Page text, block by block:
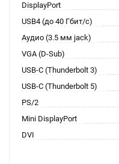
DisplayPort
USB4 (до 40 Гбит/с)
Аудио (3.5 мм jack)
VGA (D-Sub)
USB-C (Thunderbolt 3)
USB-C (Thunderbolt 5)
PS/2
Mini DisplayPort
DVI